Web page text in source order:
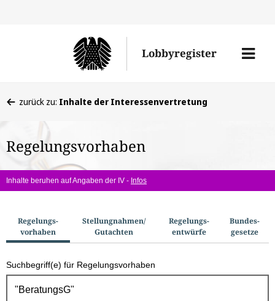
den
Lobbyregister
Menü
befinden
hier:
zurück zu: Inhalte der Interessenvertretung
Regelungsvorhaben
Inhalte beruhen auf Angaben der IV - Infos
u
c
h
Regelungs­
vorhaben
Stellungnahmen/​
Gutachten
Regelungs­
entwürfe
Bundes­
gesetze
Suchbegriff(e) für Regelungsvorhaben